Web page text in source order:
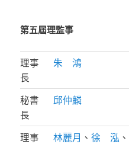
第五屆理監事
理事
長
朱 鴻
秘書
長
邱仲麟
理事 林麗月 、徐 泓 、